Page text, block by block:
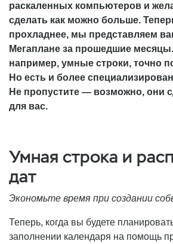
раскаленных компьютеров и
сделать как можно больше.
прохладнее, мы представляем
Мегаплане за прошедшие
например, умные строки, точно
Но есть и более
Не пропустите — возможно, они
для вас.
Умная строка и
дат
Экономьте время при создании
Теперь, когда вы будете
заполнении календаря на помощь